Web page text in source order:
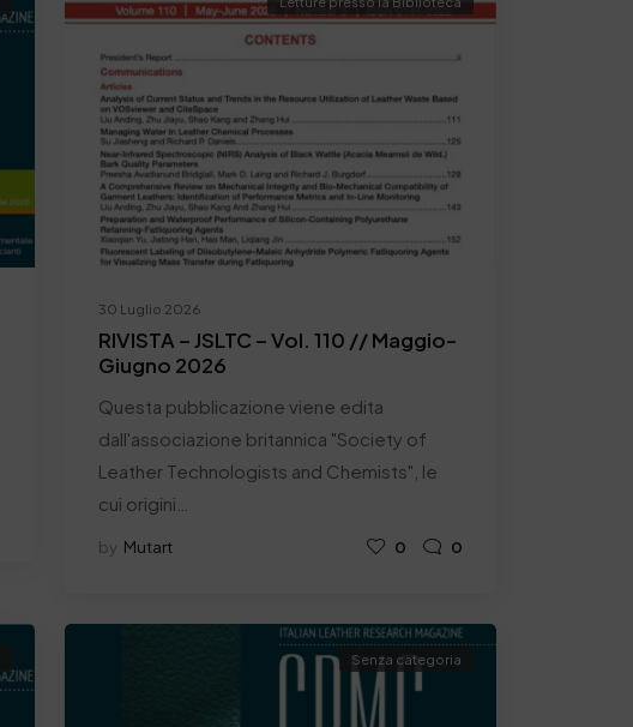
30 Luglio 2026
RIVISTA – JSLTC – Vol. 110 // Maggio-
Giugno 2026
Questa pubblicazione viene edita
dall'associazione britannica "Society of
Leather Technologists and Chemists", le
cui origini…
by Mutart 0 0
Senza categoria